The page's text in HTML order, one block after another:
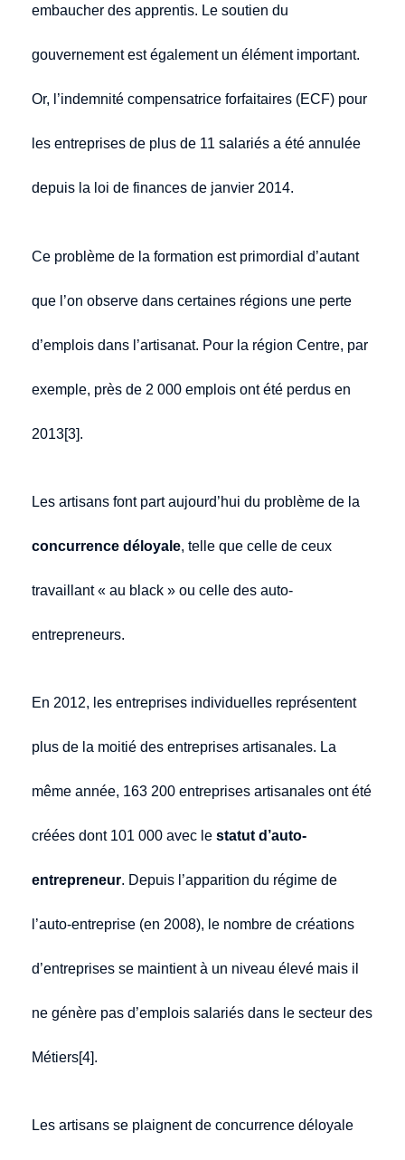
embaucher des apprentis. Le soutien du
gouvernement est également un élément important.
Or, l’indemnité compensatrice forfaitaires (ECF) pour
les entreprises de plus de 11 salariés a été annulée
depuis la loi de finances de janvier 2014.
Ce problème de la formation est primordial d’autant
que l’on observe dans certaines régions une perte
d’emplois dans l’artisanat. Pour la région Centre, par
exemple, près de 2 000 emplois ont été perdus en
2013[3].
Les artisans font part aujourd’hui du problème de la
concurrence déloyale, telle que celle de ceux
travaillant « au black » ou celle des auto-
entrepreneurs.
En 2012, les entreprises individuelles représentent
plus de la moitié des entreprises artisanales. La
même année, 163 200 entreprises artisanales ont été
créées dont 101 000 avec lestatut d’auto-
entrepreneur. Depuis l’apparition du régime de
l’auto-entreprise (en 2008), le nombre de créations
d’entreprises se maintient à un niveau élevé mais il
ne génère pas d’emplois salariés dans le secteur des
Métiers[4].
Les artisans se plaignent de concurrence déloyale